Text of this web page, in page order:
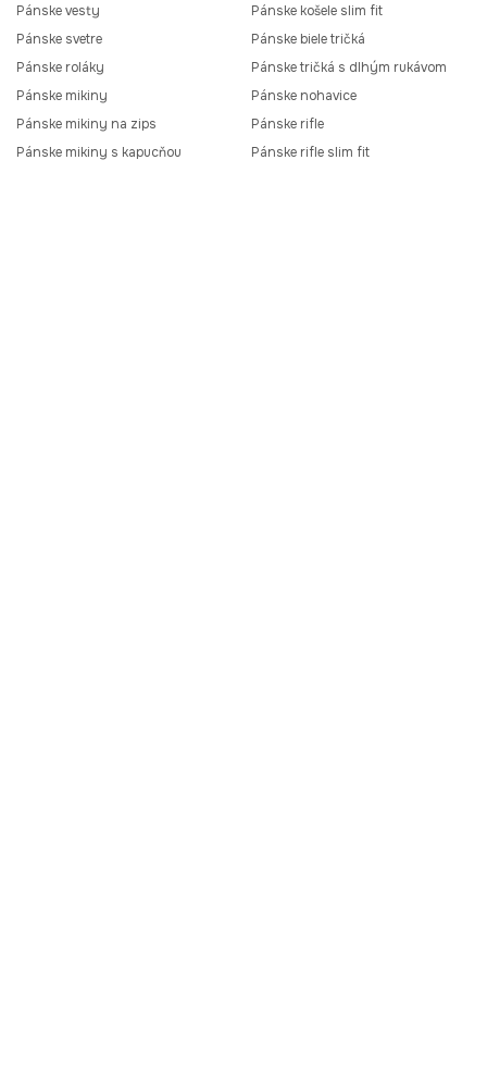
Pánske vesty
Pánske svetre
Pánske roláky
Pánske mikiny
Pánske mikiny na zips
Pánske mikiny s kapucňou
Pánske košele slim fit
Pánske biele tričká
Pánske tričká s dlhým rukávom
Pánske nohavice
Pánske rifle
Pánske rifle slim fit